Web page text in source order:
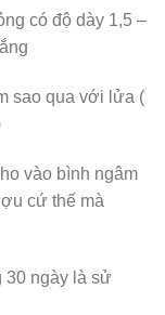
có độ dày 1,5 –
sao qua với lửa (
vào bình ngâm
cứ thế mà
30 ngày là sử